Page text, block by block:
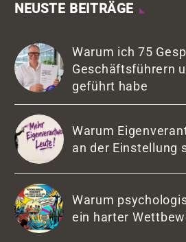
NEUSTE BEITRÄGE
Warum ich 75
Geschäftsführern
geführt habe
Warum
an der Einstellung
Warum
ein harter